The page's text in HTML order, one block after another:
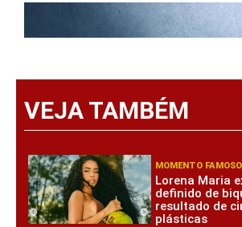
VEJA TAMBÉM
MOMENTO
Lorena Maria
definido de
resultado de
plásticas